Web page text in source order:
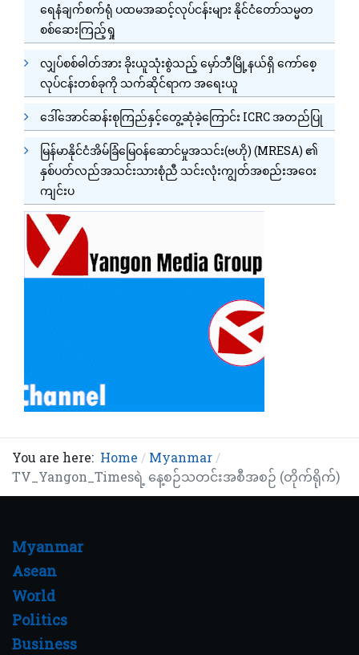
ရေနံချက်စက်ရုံ ပထမအဆင့်လုပ်ငန်းများ နိုင်ငံတော်သမ္မတ
စစ်ဆေးကြည့်ရှု
လျှပ်စစ်ဓါတ်အား ခိုးယူသုံးစွဲသည့် မှော်ဘီမြို့နယ်ရှိ ကော်စေ့
လုပ်ငန်းတစ်ခုကို သက်ဆိုင်ရာက အရေးယူ
ဒေါ်အောင်ဆန်းစုကြည်နှင့်တွေ့ဆုံခဲ့ကြောင်း ICRC အတည်ပြု
မြန်မာနိုင်ငံအိမ်ခြံမြေဝန်ဆောင်မှုအသင်း(ဗဟို) (MRESA) ၏
နှစ်ပတ်လည်အသင်းသားစုံညီ သင်းလုံးကျွတ်အစည်းအဝေး
ကျင်းပ
You are here: Home
Myanmar
TV_Yangon_Timesရဲ့ နေ့စဉ်သတင်းအစီအစဉ် (တိုက်ရိုက်)
Myanmar
Asean
World
Politics
Business